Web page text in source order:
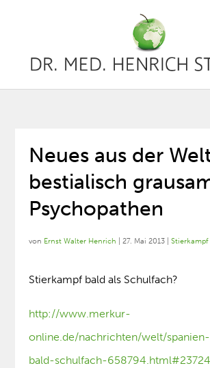
Neues aus der
bestialisch
Psychopathen
von Ernst Walter Henrich |27. Mai 2013 |Stierkampf
Stierkampf bald als Schulfach?
http://www.merkur-
online.de/nachrichten/welt/
bald-schulfach-